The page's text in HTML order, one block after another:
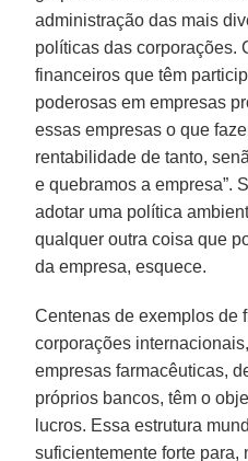
administração das mais
políticas das corporações.
financeiros que têm
poderosas em empresas
essas empresas o que
rentabilidade de tanto,
e quebramos a empresa”.
adotar uma política
qualquer outra coisa que
da empresa, esquece.
Centenas de exemplos de
corporações
empresas farmacêuticas,
próprios bancos, têm o
lucros. Essa estrutura
suficientemente forte para,